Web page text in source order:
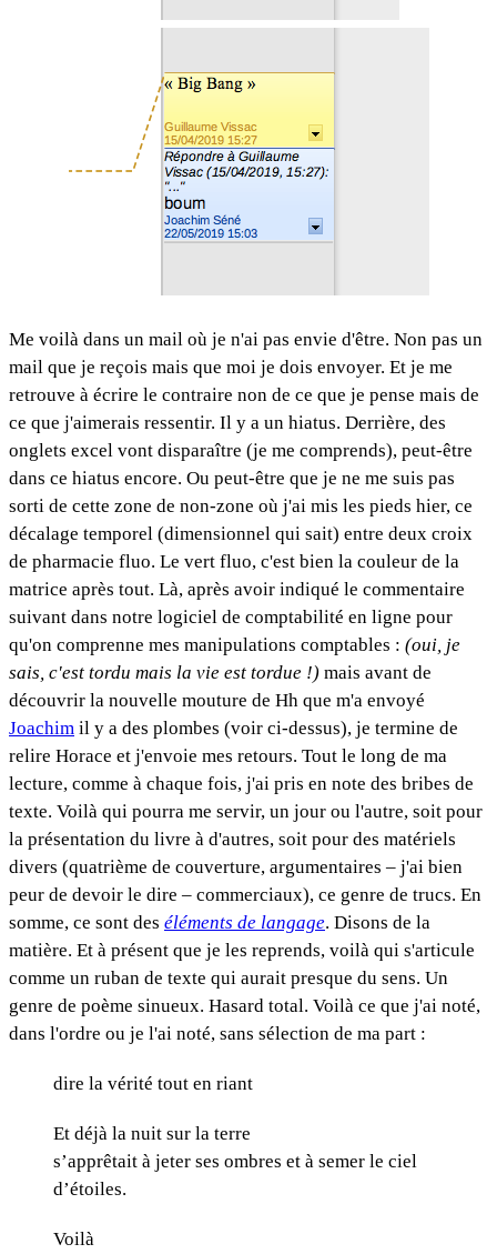
Me voilà dans un mail où je n'ai pas envie d'être. Non pas un
mail que je reçois mais que moi je dois envoyer. Et je me
retrouve à écrire le contraire non de ce que je pense mais de
ce que j'aimerais ressentir. Il y a un hiatus. Derrière, des
onglets excel vont disparaître (je me comprends), peut-être
dans ce hiatus encore. Ou peut-être que je ne me suis pas
sorti de cette zone de non-zone où j'ai mis les pieds hier, ce
décalage temporel (dimensionnel qui sait) entre deux croix
de pharmacie fluo. Le vert fluo, c'est bien la couleur de la
matrice après tout. Là, après avoir indiqué le commentaire
suivant dans notre logiciel de comptabilité en ligne pour
qu'on comprenne mes manipulations comptables : (oui, je
sais, c'est tordu mais la vie est tordue !) mais avant de
découvrir la nouvelle mouture de Hh que m'a envoyé
Joachim il y a des plombes (voir ci-dessus), je termine de
relire Horace et j'envoie mes retours. Tout le long de ma
lecture, comme à chaque fois, j'ai pris en note des bribes de
texte. Voilà qui pourra me servir, un jour ou l'autre, soit pour
la présentation du livre à d'autres, soit pour des matériels
divers (quatrième de couverture, argumentaires – j'ai bien
peur de devoir le dire – commerciaux), ce genre de trucs. En
somme, ce sont des éléments de langage. Disons de la
matière. Et à présent que je les reprends, voilà qui s'articule
comme un ruban de texte qui aurait presque du sens. Un
genre de poème sinueux. Hasard total. Voilà ce que j'ai noté,
dans l'ordre ou je l'ai noté, sans sélection de ma part :
dire la vérité tout en riant
Et déjà la nuit sur la terre
s’apprêtait à jeter ses ombres et à semer le ciel
d’étoiles.
Voilà